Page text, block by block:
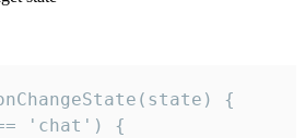
{
'chat') {